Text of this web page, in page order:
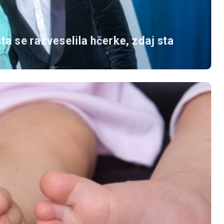
se razveselila hčerke, zdaj sta